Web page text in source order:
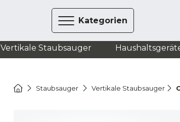
Kategorien
Vertikale Staubsauger
Staubsauger Vertikale Staubsauger